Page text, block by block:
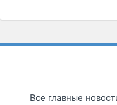
Все главные